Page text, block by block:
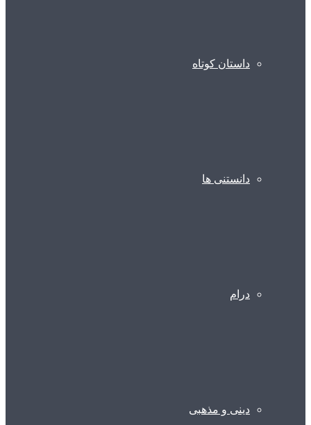
داستان کوتاه
دانستنی ها
درام
دینی و مذهبی